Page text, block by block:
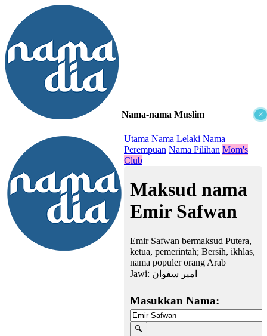
×
Nama-nama Muslim
Utama Nama Lelaki Nama
Perempuan Nama Pilihan Mom's
Club
Maksud nama
Emir Safwan
Emir Safwan bermaksud Putera,
ketua, pemerintah; Bersih, ikhlas,
nama populer orang Arab
Jawi: امير سفوان
Masukkan Nama: